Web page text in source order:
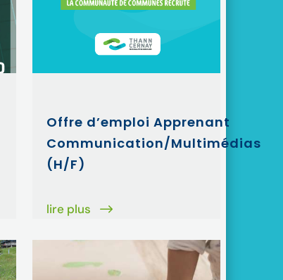
Offre d’emploi Apprenant
Communication/Multimédias
(H/F)
lire plus